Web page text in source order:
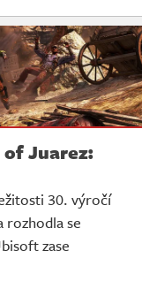
of Juarez:
30. výročí
rozhodla se
zase